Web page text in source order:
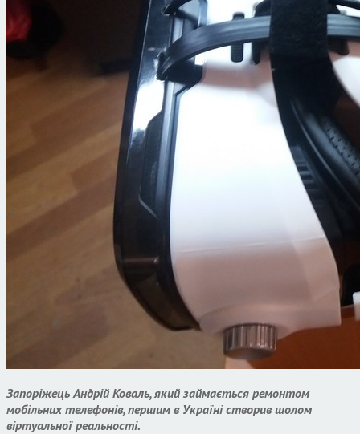
Запоріжець Андрій Коваль, який займається ремонтом
мобільних телефонів, першим в Україні створив шолом
віртуальної реальності.